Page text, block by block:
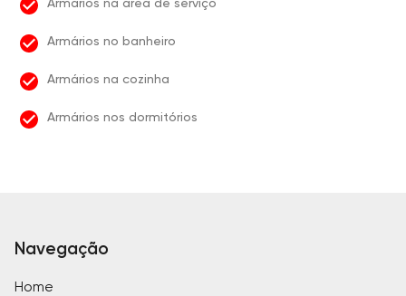
Armários no banheiro
Armários na cozinha
Armários nos dormitórios
Navegação
Home